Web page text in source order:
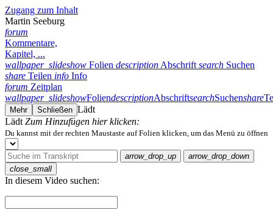
Zugang zum Inhalt
Martin Seeburg
forum
Kommentare,
Kapitel, ...
wallpaper_slideshow Folien description Abschrift search Suchen
share Teilen info Info
forum Zeitplan
wallpaper_slideshowFoliendescriptionAbschriftsearchSuchenshare
Mehr Schließen Lädt
Lädt Zum Hinzufügen hier klicken:
Du kannst mit der rechten Maustaste auf Folien klicken, um das Menü zu öffnen
arrow_drop_up
arrow_drop_down
close_small
In diesem Video suchen: